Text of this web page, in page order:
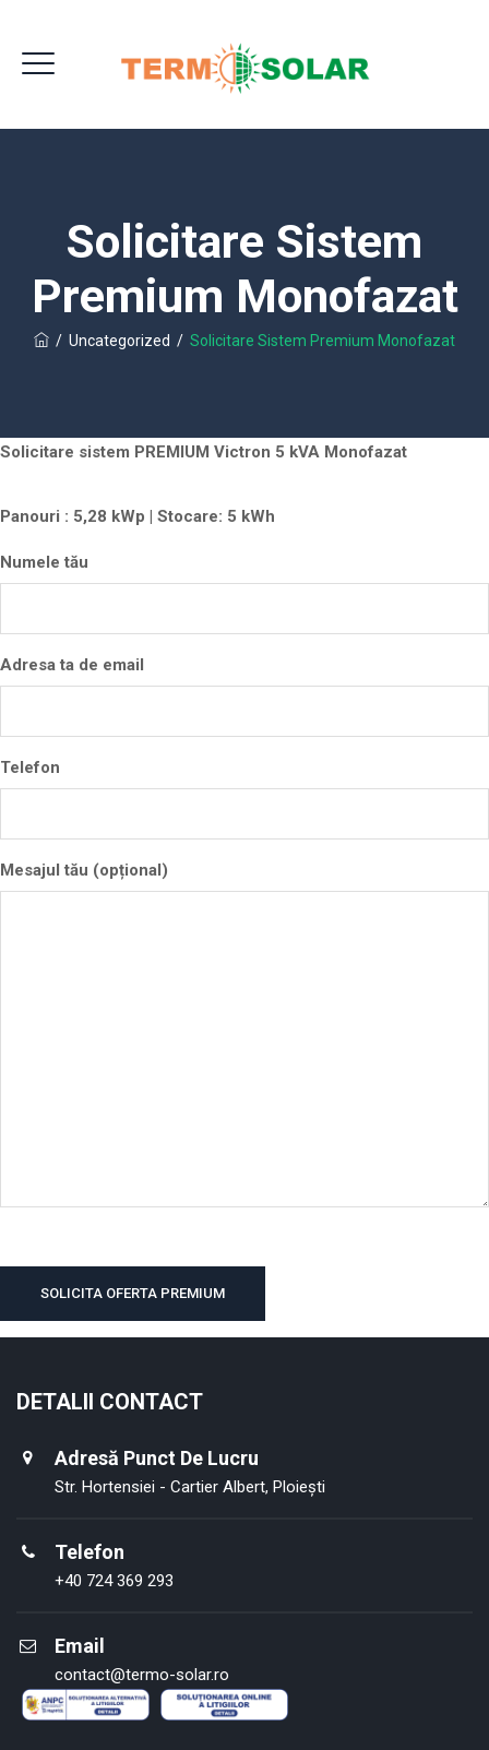
Solicitare Sistem
Premium Monofazat
/ Uncategorized / Solicitare Sistem Premium Monofazat
Solicitare sistem PREMIUM Victron 5 kVA Monofazat
Panouri : 5,28 kWp | Stocare: 5 kWh
Numele tău
Adresa ta de email
Telefon
Mesajul tău (opțional)
DETALII CONTACT
Adresă Punct De Lucru
Str. Hortensiei - Cartier Albert, Ploiești
Telefon
+40 724 369 293
Email
contact@termo-solar.ro